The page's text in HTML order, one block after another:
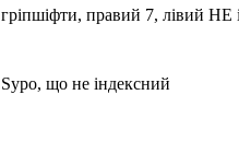
гріпшіфти, правий 7, лівий НЕ
Sypo, що не індексний